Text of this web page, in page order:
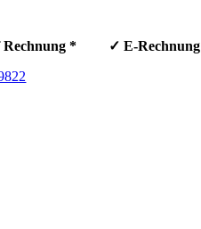
Rechnung * ✓ E-Rechnung